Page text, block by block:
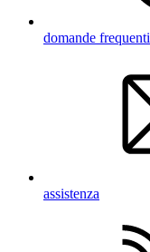
domande frequenti
assistenza